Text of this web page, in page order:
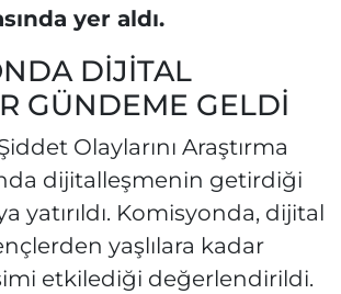
yer aldı.
DİJİTAL
GÜNDEME GELDİ
Olaylarını Araştırma
dijitalleşmenin getirdiği
yatırıldı. Komisyonda, dijital
yaşlılara kadar
etkilediği değerlendirildi.